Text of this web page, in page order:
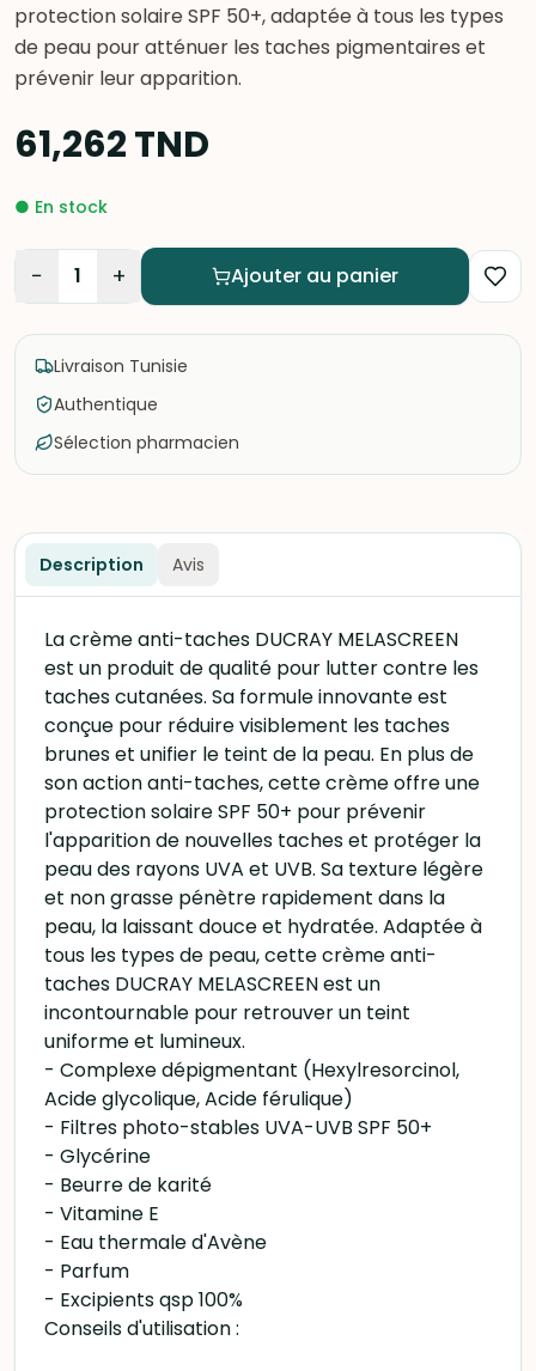
protection solaire SPF 50+, adaptée à tous les types
de peau pour atténuer les taches pigmentaires et
prévenir leur apparition.
61,262TND
● En stock
− 1 + Ajouter au panier
Livraison Tunisie
Authentique
Sélection pharmacien
Description Avis
La crème anti-taches DUCRAY MELASCREEN
est un produit de qualité pour lutter contre les
taches cutanées. Sa formule innovante est
conçue pour réduire visiblement les taches
brunes et unifier le teint de la peau. En plus de
son action anti-taches, cette crème offre une
protection solaire SPF 50+ pour prévenir
l'apparition de nouvelles taches et protéger la
peau des rayons UVA et UVB. Sa texture légère
et non grasse pénètre rapidement dans la
peau, la laissant douce et hydratée. Adaptée à
tous les types de peau, cette crème anti-
taches DUCRAY MELASCREEN est un
incontournable pour retrouver un teint
uniforme et lumineux.
- Complexe dépigmentant (Hexylresorcinol,
Acide glycolique, Acide férulique)
- Filtres photo-stables UVA-UVB SPF 50+
- Glycérine
- Beurre de karité
- Vitamine E
- Eau thermale d'Avène
- Parfum
- Excipients qsp 100%
Conseils d'utilisation :